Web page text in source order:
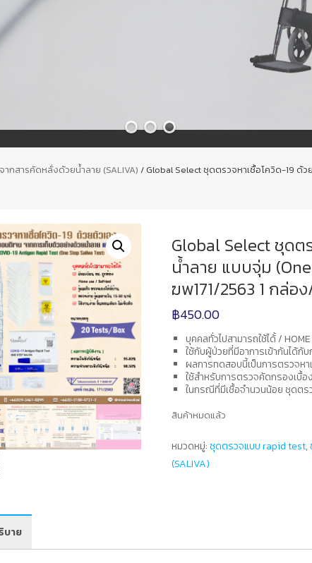
กสารคัดหลั่งด้วยน้ำลาย (SALIVA) / Global Select ชุดตรวจหาเชื้อโควิด-19 ด้
Global Select ชุดต
น้ำลาย แบบจุ่ม
ฆพ171/2563 1 กล่อ
฿450.00
บุคคลทั่วไปสามารถใช้ได้้ / HOME
ใช้กับผู้ป่วยที่มีอาการเข้ากันได้กั
ผลการทดสอบนี้เป็นการตรวจห
ใช้สำหรับการตรวจคัดกรองเบื้
ในกรณีที่มีเชื้อจำนวนน้อย ชุดตร
สินค้าหมดแล้ว
หมวดหมู่:ชุดตรวจแบบ rapid test,
(SALIVA)
บาย